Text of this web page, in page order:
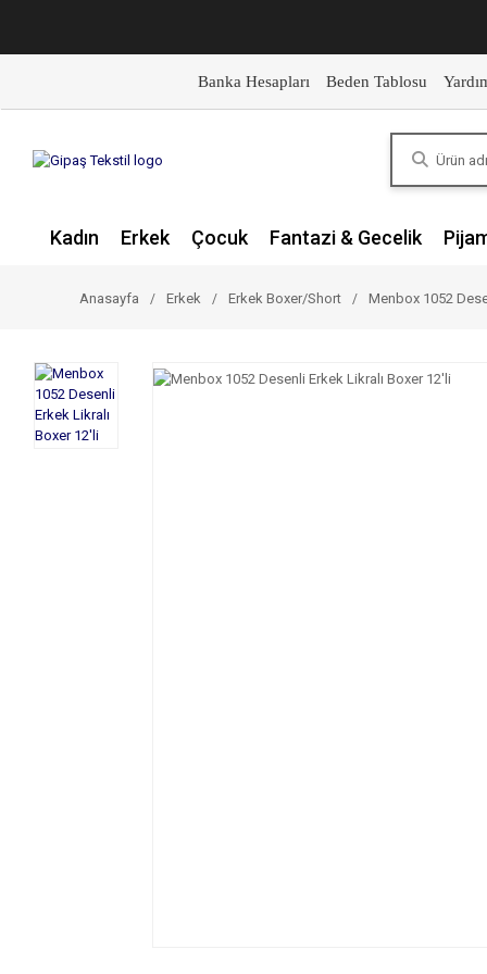
Banka Hesapları Beden Tablosu
Kadın Erkek Çocuk Fantazi & Gecelik
Anasayfa Erkek Erkek Boxer/Short Menbox 1052